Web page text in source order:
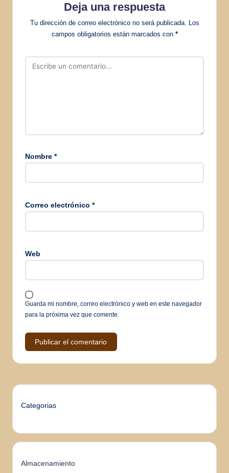
Deja una respuesta
Tu dirección de correo electrónico no será publicada. Los
campos obligatorios están marcados con *
Nombre *
Correo electrónico *
Web
Guarda mi nombre, correo electrónico y web en este navegador
para la próxima vez que comente.
Categorias
Almacenamiento